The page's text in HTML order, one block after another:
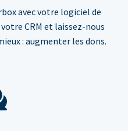
avec votre logiciel de
CRM et laissez-nous
: augmenter les dons.